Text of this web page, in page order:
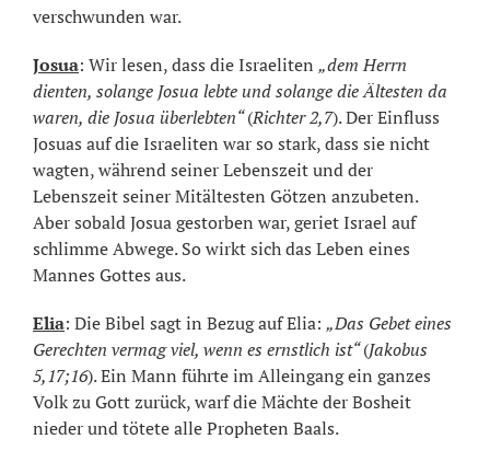
verschwunden war.
Josua: Wir lesen, dass die Israeliten „dem Herrn
dienten, solange Josua lebte und solange die Ältesten da
waren, die Josua überlebten“(Richter 2,7). Der Einfluss
Josuas auf die Israeliten war so stark, dass sie nicht
wagten, während seiner Lebenszeit und der
Lebenszeit seiner Mitältesten Götzen anzubeten.
Aber sobald Josua gestorben war, geriet Israel auf
schlimme Abwege. So wirkt sich das Leben eines
Mannes Gottes aus.
Elia: Die Bibel sagt in Bezug auf Elia: „Das Gebet eines
Gerechten vermag viel, wenn es ernstlich ist“(Jakobus
5,17;16). Ein Mann führte im Alleingang ein ganzes
Volk zu Gott zurück, warf die Mächte der Bosheit
nieder und tötete alle Propheten Baals.